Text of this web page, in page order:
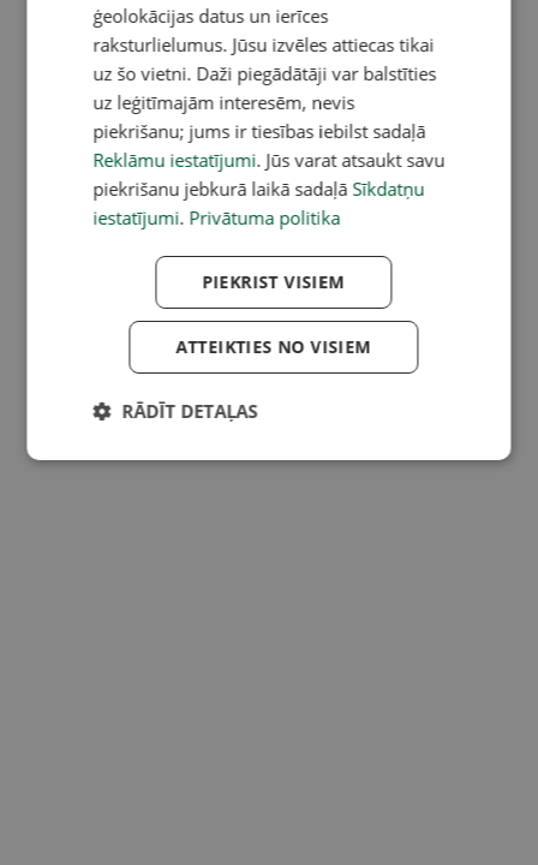
ģeolokācijas datus un ierīces
raksturlielumus. Jūsu izvēles attiecas tikai
uz šo vietni. Daži piegādātāji var balstīties
uz leģitīmajām interesēm, nevis
piekrišanu; jums ir tiesības iebilst sadaļā
Reklāmu iestatījumi. Jūs varat atsaukt savu
piekrišanu jebkurā laikā sadaļā Sīkdatņu
iestatījumi. Privātuma politika
PIEKRIST VISIEM
ATTEIKTIES NO VISIEM
RĀDĪT DETAĻAS